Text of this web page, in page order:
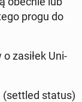
progu do
zasiłek Uni­
(settled status)